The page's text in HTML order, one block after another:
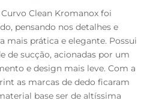
Clean Kromanox foi
pensando nos detalhes e
mais prática e elegante. Possui
de sucção, acionadas por um
e design mais leve. Com a
as marcas de dedo ficaram
base ser de altíssima